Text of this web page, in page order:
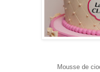
Mousse de